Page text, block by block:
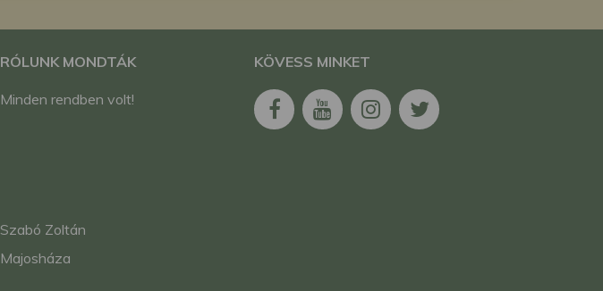
RÓLUNK MONDTÁK
Minden rendben volt!
Szabó Zoltán
Majosháza
KÖVESS MINKET